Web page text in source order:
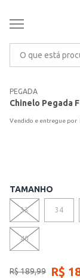
PEGADA
Chinelo Pegada
TAMANHO
33 34
40
R$189,99 R$